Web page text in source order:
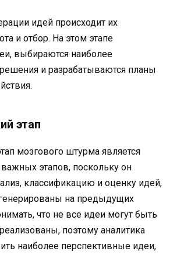
идей происходит их
и отбор. На этом этапе
выбираются наиболее
и разрабатываются планы
этап
мозгового штурма является
этапов, поскольку он
классификацию и оценку идей,
на предыдущих
что не все идеи могут быть
поэтому аналитика
наиболее перспективные идеи,